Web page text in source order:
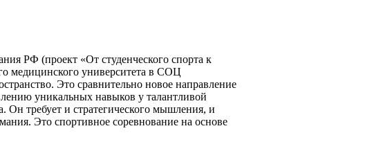
РФ (проект «От студенческого спорта к
медицинского университета в СОЦ
Это сравнительно новое направление
уникальных навыков у талантливой
требует и стратегического мышления, и
Это спортивное соревнование на основе